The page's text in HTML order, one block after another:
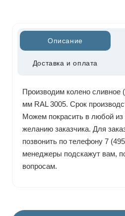
Описание
Доставка и оплата
Производим колено сливное
мм RAL 3005. Срок
Можем покрасить в любой из
желанию заказчика. Для
позвонить по телефону 7
менеджеры подскажут вам,
вопросам.